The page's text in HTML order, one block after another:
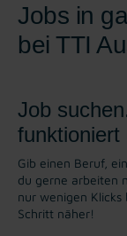
Jobs in
bei TTI
Job
funktioniert
Gib einen Beruf,
du gerne arbeiten
nur wenigen
Schritt näher!